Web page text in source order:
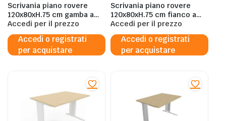
Scrivania piano rovere
120x80xH.75 cm gamba a
ponte in acciaio argento
linea Practika P3
Quadrifoglio – ECSPT120-
RK-A
Accedi per il prezzo
Accedi o registrati
per acquistare
Scrivania piano rovere
120x80xH.75 cm fianco a
pannello in melaminico in
tinta Practika P4
Quadrifoglio ECSLP120-RK-
RK
Accedi per il prezzo
Accedi o registrati
per acquistare